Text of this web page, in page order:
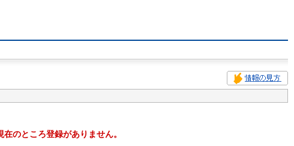
のところ登録がありません。